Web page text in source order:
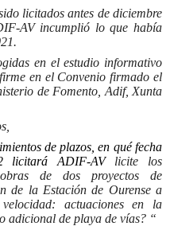
licitados antes de diciembre
AV incumplió lo que había
en el estudio informativo
en el Convenio firmado el
de Fomento, Adif, Xunta
de plazos, en qué fecha
licitará ADIF-AV licite los
de dos proyectos de
de la Estación de Ourense a
actuaciones en la
adicional de playa de vías? “